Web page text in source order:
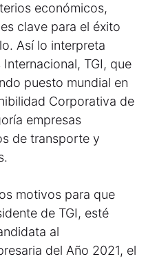
económicos,
clave para el éxito
Así lo interpreta
TGI, que
puesto mundial en
Corporativa de
empresas
de transporte y
motivos para que
de TGI, esté
al
del Año 2021, el